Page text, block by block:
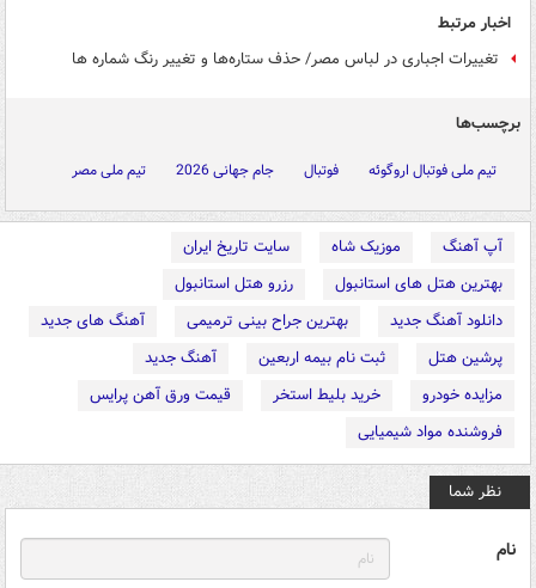
اخبار مرتبط
تغییرات اجباری در لباس مصر/ حذف ستاره‌ها و تغییر رنگ شماره ها
برچسب‌ها
تیم ملی فوتبال اروگوئه فوتبال جام جهانی 2026 تیم ملی مصر
آپ آهنگ موزیک شاه
سایت تاریخ ایران
بهترین هتل های استانبول
رزرو هتل استانبول
دانلود آهنگ جدید
بهترین جراح بینی ترمیمی
آهنگ های جدید
پرشین هتل
ثبت نام بیمه اربعین
آهنگ جدید
مزایده خودرو
خرید بلیط استخر
قیمت ورق آهن پرایس
فروشنده مواد شیمیایی
نظر شما
نام